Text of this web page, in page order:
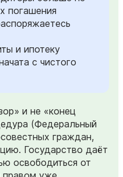
погашения
и ипотеку
с чистого
и не «конец
(Федеральный
граждан,
Государство даёт
освободиться от